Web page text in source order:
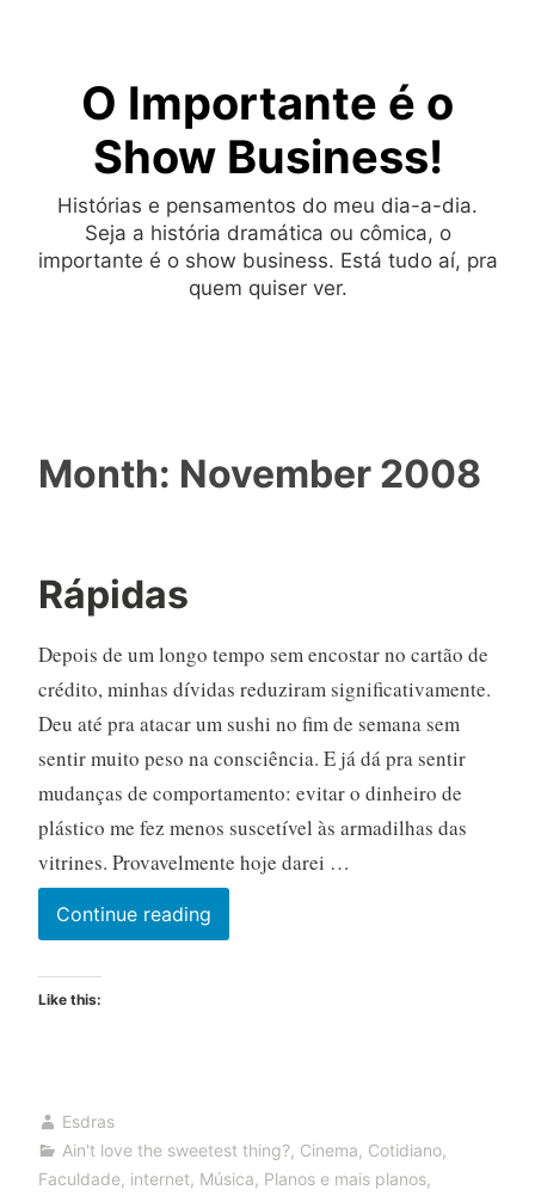
O Importante é o
Show Business!
Histórias e pensamentos do meu dia-a-dia.
Seja a história dramática ou cômica, o
importante é o show business. Está tudo aí, pra
quem quiser ver.
Month: November 2008
Rápidas
Depois de um longo tempo sem encostar no cartão de
crédito, minhas dívidas reduziram significativamente.
Deu até pra atacar um sushi no fim de semana sem
sentir muito peso na consciência. E já dá pra sentir
mudanças de comportamento: evitar o dinheiro de
plástico me fez menos suscetível às armadilhas das
vitrines. Provavelmente hoje darei …
Continue readingRápidas
Like this:
Esdras
Ain't love the sweetest thing?, Cinema, Cotidiano,
Faculdade, internet, Música, Planos e mais planos,